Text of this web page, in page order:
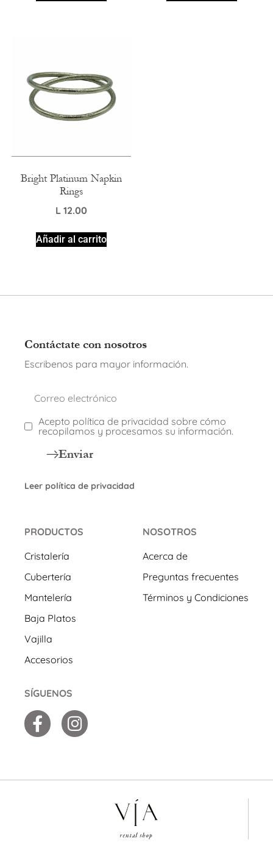
Bright Platinum Napkin
Rings
L 12.00
Añadir al carrito
Contáctate con nosotros
Escribenos para mayor información.
Acepto política de privacidad sobre cómo
recopilamos y procesamos su información.
Enviar
Leer política de privacidad
PRODUCTOS
Cristalería
Cubertería
Mantelería
Baja Platos
Vajilla
Accesorios
NOSOTROS
Acerca de
Preguntas frecuentes
Términos y Condiciones
SÍGUENOS